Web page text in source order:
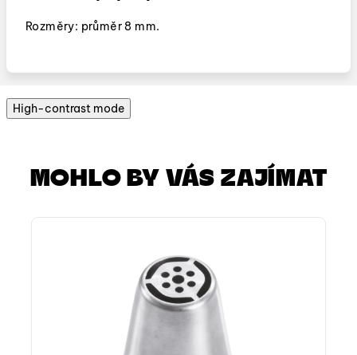
Rozměry: průměr 8 mm.
High-contrast mode
MOHLO BY VÁS ZAJÍMAT